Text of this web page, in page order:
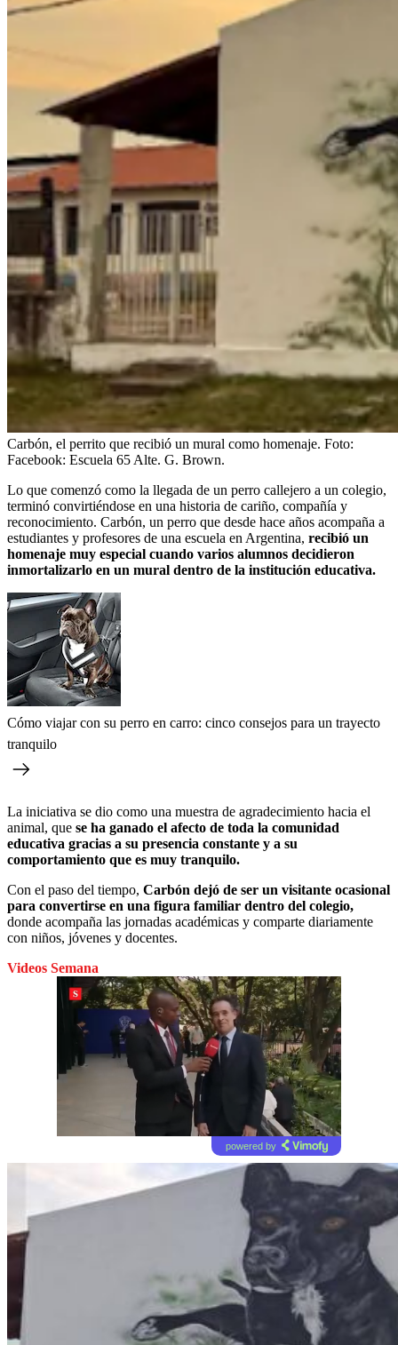
Carbón, el perrito que recibió un mural como homenaje. Foto:
Facebook: Escuela 65 Alte. G. Brown.
Lo que comenzó como la llegada de un perro callejero a un colegio,
terminó convirtiéndose en una historia de cariño, compañía y
reconocimiento. Carbón, un perro que desde hace años acompaña a
estudiantes y profesores de una escuela en Argentina, recibió un
homenaje muy especial cuando varios alumnos decidieron
inmortalizarlo en un mural dentro de la institución educativa.
Cómo viajar con su perro en carro: cinco consejos para un trayecto
tranquilo
La iniciativa se dio como una muestra de agradecimiento hacia el
animal, que se ha ganado el afecto de toda la comunidad
educativa gracias a su presencia constante y a su
comportamiento que es muy tranquilo.
Con el paso del tiempo, Carbón dejó de ser un visitante ocasional
para convertirse en una figura familiar dentro del colegio,
donde acompaña las jornadas académicas y comparte diariamente
con niños, jóvenes y docentes.
Videos Semana
powered by